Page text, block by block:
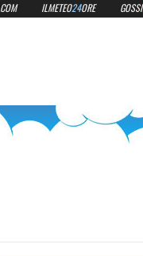
ILMETEO24ORE